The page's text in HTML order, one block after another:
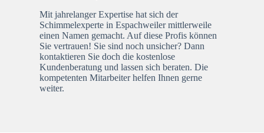
Mit jahrelanger Expertise hat sich der
Schimmelexperte in Espachweiler mittlerweile
einen Namen gemacht. Auf diese Profis können
Sie vertrauen! Sie sind noch unsicher? Dann
kontaktieren Sie doch die kostenlose
Kundenberatung und lassen sich beraten. Die
kompetenten Mitarbeiter helfen Ihnen gerne
weiter.